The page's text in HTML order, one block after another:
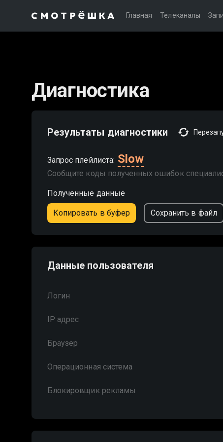
Главная Телеканалы
Диагностика
Результаты диагностики
Запрос плейлиста: Slow
Сообщите коды полученных ошибок
Полученные данные
Копировать в буфер Сохранить в файл
Данные пользователя
Логин
IP адрес
Браузер
Операционная система
Блокировщик рекламы